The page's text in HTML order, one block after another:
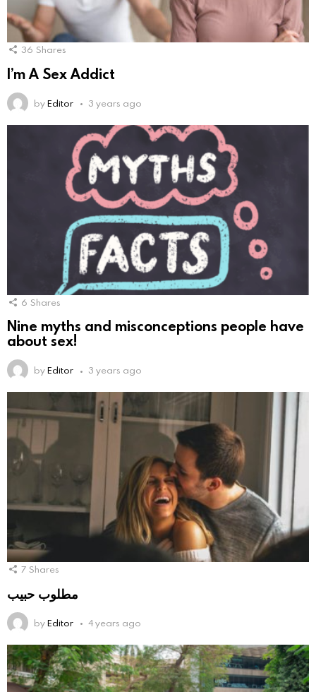
36 Shares
I’m A Sex Addict
byEditor 3 years ago
6 Shares
Nine myths and misconceptions people have
about sex!
byEditor 3 years ago
7 Shares
مطلوب حبيب
byEditor 4 years ago